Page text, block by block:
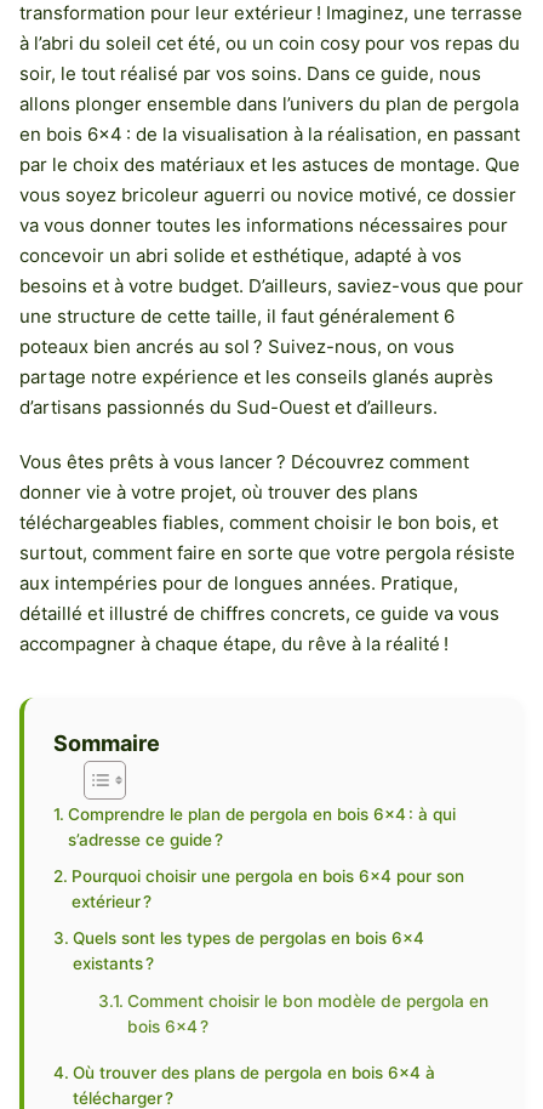
transformation pour leur extérieur ! Imaginez, une terrasse
à l’abri du soleil cet été, ou un coin cosy pour vos repas du
soir, le tout réalisé par vos soins. Dans ce guide, nous
allons plonger ensemble dans l’univers du plan de pergola
en bois 6×4 : de la visualisation à la réalisation, en passant
par le choix des matériaux et les astuces de montage. Que
vous soyez bricoleur aguerri ou novice motivé, ce dossier
va vous donner toutes les informations nécessaires pour
concevoir un abri solide et esthétique, adapté à vos
besoins et à votre budget. D’ailleurs, saviez-vous que pour
une structure de cette taille, il faut généralement 6
poteaux bien ancrés au sol ? Suivez-nous, on vous
partage notre expérience et les conseils glanés auprès
d’artisans passionnés du Sud-Ouest et d’ailleurs.
Vous êtes prêts à vous lancer ? Découvrez comment
donner vie à votre projet, où trouver des plans
téléchargeables fiables, comment choisir le bon bois, et
surtout, comment faire en sorte que votre pergola résiste
aux intempéries pour de longues années. Pratique,
détaillé et illustré de chiffres concrets, ce guide va vous
accompagner à chaque étape, du rêve à la réalité !
Sommaire
Comprendre le plan de pergola en bois 6×4 : à qui
s’adresse ce guide ?
Pourquoi choisir une pergola en bois 6×4 pour son
extérieur ?
Quels sont les types de pergolas en bois 6×4
existants ?
Comment choisir le bon modèle de pergola en
bois 6×4 ?
Où trouver des plans de pergola en bois 6×4 à
télécharger ?